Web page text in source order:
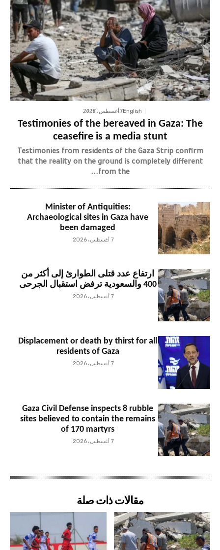
English7 أغسطس، 2026
Testimonies of the bereaved in Gaza: The
ceasefire is a media stunt
Testimonies from residents of the Gaza Strip confirm
that the reality on the ground is completely different
from the...
Minister of Antiquities:
Archaeological sites in Gaza have
been damaged
7 أغسطس، 2026
ارتفاع عدد قتلى الطوارئ إلى أكثر من
400 والسعودية ترفض استقبال الجرحى
7 أغسطس، 2026
Displacement or death by thirst for all
residents of Gaza
7 أغسطس، 2026
Gaza Civil Defense inspects 8 rubble
sites believed to contain the remains
of 170 martyrs
7 أغسطس، 2026
مقالات ذات صلة